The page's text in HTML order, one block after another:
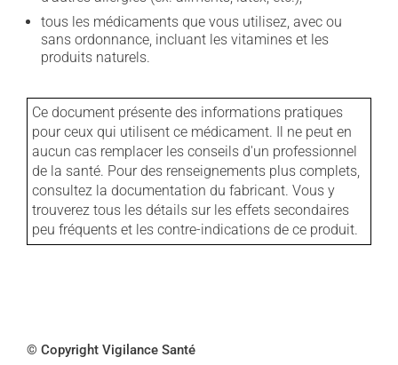
tous les médicaments que vous utilisez, avec ou
sans ordonnance, incluant les vitamines et les
produits naturels.
Ce document présente des informations pratiques
pour ceux qui utilisent ce médicament. Il ne peut en
aucun cas remplacer les conseils d'un professionnel
de la santé. Pour des renseignements plus complets,
consultez la documentation du fabricant. Vous y
trouverez tous les détails sur les effets secondaires
peu fréquents et les contre-indications de ce produit.
© Copyright Vigilance Santé